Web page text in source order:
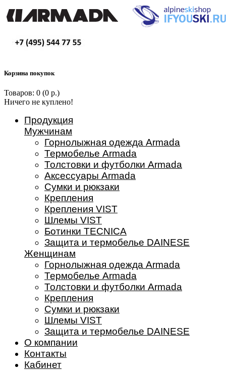
Корзина покупок
Товаров: 0 (0 р.)
Ничего не куплено!
Продукция
Мужчинам
Горнолыжная одежда Armada
Термобелье Armada
Толстовки и футболки Armada
Аксессуары Armada
Сумки и рюкзаки
Крепления
Крепления VIST
Шлемы VIST
Ботинки TECNICA
Защита и термобелье DAINESE
Женщинам
Горнолыжная одежда Armada
Термобелье Armada
Толстовки и футболки Armada
Крепления
Сумки и рюкзаки
Шлемы VIST
Защита и термобелье DAINESE
О компании
Контакты
Кабинет